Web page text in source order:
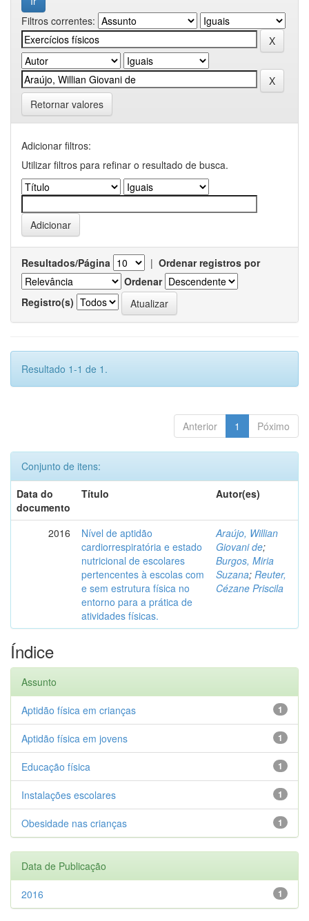
Filtros correntes:
Retornar valores
Adicionar filtros:
Utilizar filtros para refinar o resultado de busca.
Resultados/Página | Ordenar registros por
Ordenar
Registro(s)
Resultado 1-1 de 1.
Anterior 1 Póximo
Conjunto de itens:
Data do
documento
Título Autor(es)
2016
Nível de aptidão
cardiorrespiratória e estado
nutricional de escolares
pertencentes à escolas com
e sem estrutura física no
entorno para a prática de
atividades físicas.
Araújo, Willian
Giovani de;
Burgos, Miria
Suzana; Reuter,
Cézane Priscila
Índice
Assunto
1
Aptidão física em crianças
1
Aptidão física em jovens
1
Educação física
1
Instalações escolares
1
Obesidade nas crianças
Data de Publicação
1
2016